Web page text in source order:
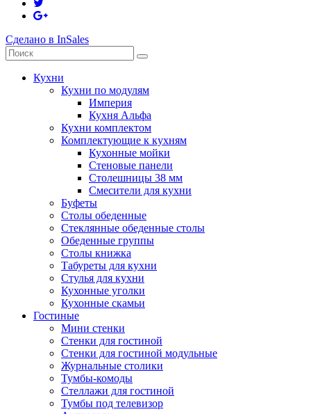
Сделано в InSales
Кухни
Кухни по модулям
Империя
Кухня Альфа
Кухни комплектом
Комплектующие к кухням
Кухонные мойки
Стеновые панели
Столешницы 38 мм
Смесители для кухни
Буфеты
Столы обеденные
Стеклянные обеденные столы
Обеденные группы
Столы книжка
Табуреты для кухни
Стулья для кухни
Кухонные уголки
Кухонные скамьи
Гостиные
Мини стенки
Стенки для гостиной
Стенки для гостиной модульные
Журнальные столики
Тумбы-комоды
Стеллажи для гостиной
Тумбы под телевизор